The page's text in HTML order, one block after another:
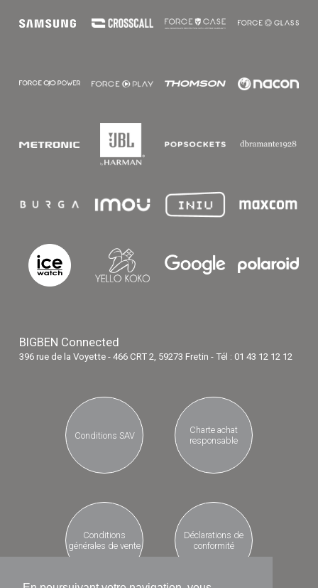
BIGBEN Connected
396 rue de la Voyette - 466 CRT 2, 59273 Fretin - Tél : 01 43 12 12 12
Conditions SAV
Charte achat
responsable
Conditions
générales de vente
Déclarations de
conformité